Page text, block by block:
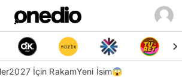
2027 İçin RakamYeni İsim😱